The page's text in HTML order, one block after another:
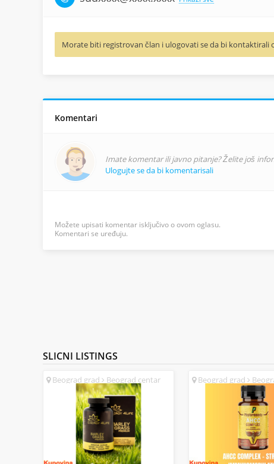
Morate biti registrovan član i ulogovati se da bi kontaktirali
Komentari
Imate komentar ili javno pitanje? Želite još
Ulogujte se da bi komentarisali
Možete upisati komentar isključivo o ovom oglasu.
Komentari se uređuju.
SLICNI LISTINGS
Beograd grad Beograd centar
Beograd grad